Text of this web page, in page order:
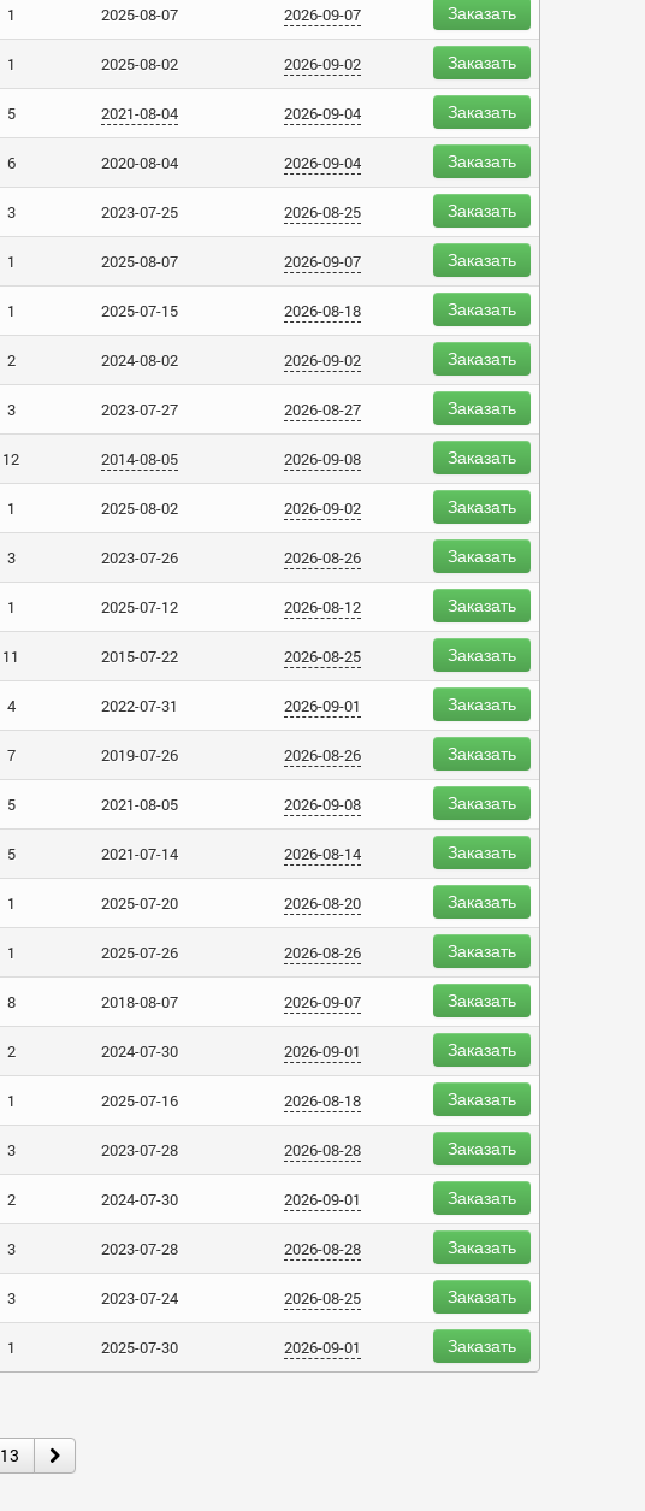
1 2025-08-07 2026-09-07 Заказать
1 2025-08-02 2026-09-02 Заказать
5 2021-08-04 2026-09-04 Заказать
6 2020-08-04 2026-09-04 Заказать
3 2023-07-25 2026-08-25 Заказать
1 2025-08-07 2026-09-07 Заказать
1 2025-07-15 2026-08-18 Заказать
2 2024-08-02 2026-09-02 Заказать
3 2023-07-27 2026-08-27 Заказать
12 2014-08-05 2026-09-08 Заказать
1 2025-08-02 2026-09-02 Заказать
3 2023-07-26 2026-08-26 Заказать
1 2025-07-12 2026-08-12 Заказать
11 2015-07-22 2026-08-25 Заказать
4 2022-07-31 2026-09-01 Заказать
7 2019-07-26 2026-08-26 Заказать
5 2021-08-05 2026-09-08 Заказать
5 2021-07-14 2026-08-14 Заказать
1 2025-07-20 2026-08-20 Заказать
1 2025-07-26 2026-08-26 Заказать
8 2018-08-07 2026-09-07 Заказать
2 2024-07-30 2026-09-01 Заказать
1 2025-07-16 2026-08-18 Заказать
3 2023-07-28 2026-08-28 Заказать
2 2024-07-30 2026-09-01 Заказать
3 2023-07-28 2026-08-28 Заказать
3 2023-07-24 2026-08-25 Заказать
1 2025-07-30 2026-09-01 Заказать
13